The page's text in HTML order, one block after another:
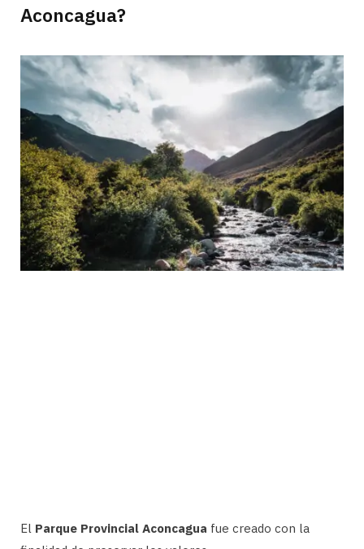
Aconcagua?
El Parque Provincial Aconcagua fue creado con la